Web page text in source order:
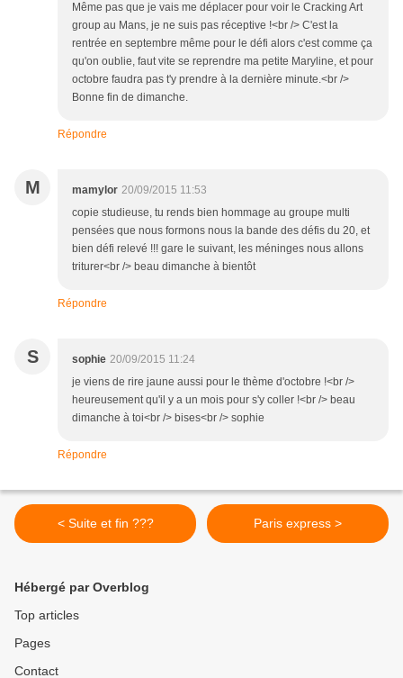
Même pas que je vais me déplacer pour voir le Cracking Art
group au Mans, je ne suis pas réceptive !<br /> C'est la
rentrée en septembre même pour le défi alors c'est comme ça
qu'on oublie, faut vite se reprendre ma petite Maryline, et pour
octobre faudra pas t'y prendre à la dernière minute.<br />
Bonne fin de dimanche.
Répondre
M mamylor 20/09/2015 11:53
copie studieuse, tu rends bien hommage au groupe multi
pensées que nous formons nous la bande des défis du 20, et
bien défi relevé !!! gare le suivant, les méninges nous allons
triturer<br /> beau dimanche à bientôt
Répondre
S sophie 20/09/2015 11:24
je viens de rire jaune aussi pour le thème d'octobre !<br />
heureusement qu'il y a un mois pour s'y coller !<br /> beau
dimanche à toi<br /> bises<br /> sophie
Répondre
< Suite et fin ??? Paris express >
Hébergé par Overblog
Top articles
Pages
Contact